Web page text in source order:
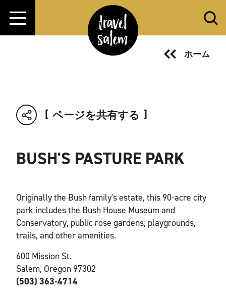
コンテンツへスキップ
ホーム
ページを共有する
BUSH'S PASTURE PARK
Originally the Bush family's estate, this 90-acre city
park includes the Bush House Museum and
Conservatory, public rose gardens, playgrounds,
trails, and other amenities.
600 Mission St.
Salem, Oregon 97302
(503) 363-4714